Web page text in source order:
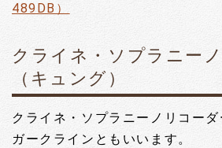
489DB）
クライネ・ソプラニー
（キュング）
クライネ・ソプラニーノリコーダ
ガークラインともいいます。